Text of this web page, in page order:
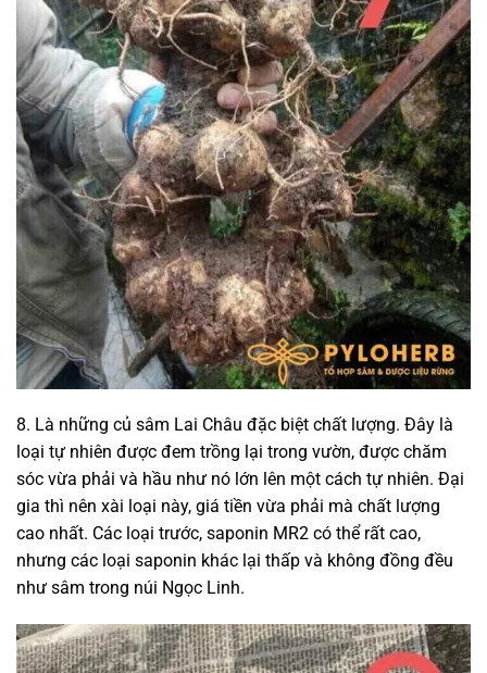
8. Là những củ sâm Lai Châu đặc biệt chất lượng. Đây là
loại tự nhiên được đem trồng lại trong vườn, được chăm
sóc vừa phải và hầu như nó lớn lên một cách tự nhiên. Đại
gia thì nên xài loại này, giá tiền vừa phải mà chất lượng
cao nhất. Các loại trước, saponin MR2 có thể rất cao,
nhưng các loại saponin khác lại thấp và không đồng đều
như sâm trong núi Ngọc Linh.